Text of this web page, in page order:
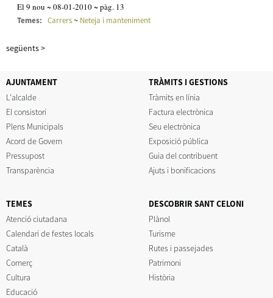
El 9 nou ~ 08-01-2010 ~ pàg. 13
Temes: Carrers~ Neteja i manteniment
següents>
AJUNTAMENT
L'alcalde
El consistori
Plens Municipals
Acord de Govern
Pressupost
Transparència
TRÀMITS I GESTIONS
Tràmits en línia
Factura electrònica
Seu electrònica
Exposició pública
Guia del contribuent
Ajuts i bonificacions
TEMES
Atenció ciutadana
Calendari de festes locals
Català
Comerç
Cultura
Educació
DESCOBRIR SANT CELONI
Plànol
Turisme
Rutes i passejades
Patrimoni
Història